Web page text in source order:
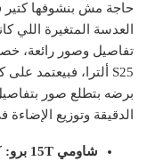
حاجة مش بنشوفها
العدسة المتغيرة
تفاصيل وصور رائعة،
برضه بتطلع صور
الدقيقة وتوزيع
شاومي 15T برو: